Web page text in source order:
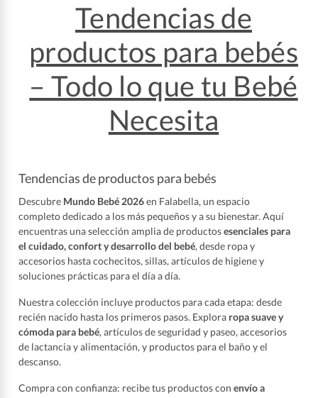
Tendencias de
productos para bebés
– Todo lo que tu Bebé
Necesita
Tendencias de productos para bebés
Descubre Mundo Bebé 2026en Falabella, un espacio
completo dedicado a los más pequeños y a su bienestar. Aquí
encuentras una selección amplia de productosesenciales para
el cuidado, confort y desarrollo del bebé, desde ropa y
accesorios hasta cochecitos, sillas, artículos de higiene y
soluciones prácticas para el día a día.
Nuestra colección incluye productos para cada etapa: desde
recién nacido hasta los primeros pasos. Explora ropa suave y
cómoda para bebé, artículos de seguridad y paseo, accesorios
de lactancia y alimentación, y productos para el baño y el
descanso.
Compra con confianza: recibe tus productos con envío a